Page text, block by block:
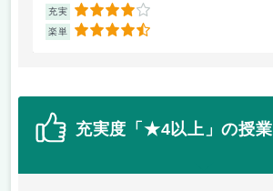
充実 4
楽単 4.5
充実度「★4以上」の授業